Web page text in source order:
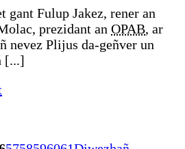
gant Fulup Jakez, rener an
prezidant an OPAB, ar
nevez Plijus da-geñver un
[...]